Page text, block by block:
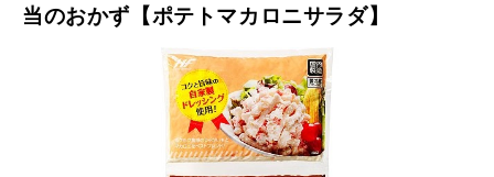
当のおかず【ポテトマカロニサラダ】